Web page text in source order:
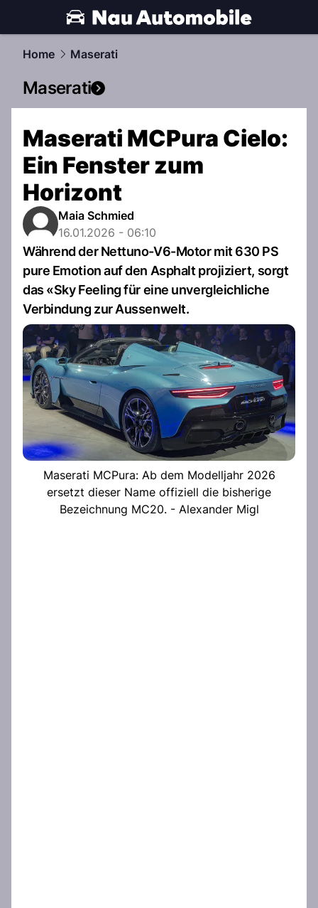
automobile.NAU.ch
Home Maserati
Maserati
Maserati MCPura Cielo:
Ein Fenster zum
Horizont
Maia Schmied
16.01.2026 - 06:10
Während der Nettuno-V6-Motor mit 630 PS
pure Emotion auf den Asphalt projiziert, sorgt
das «Sky Feeling für eine unvergleichliche
Verbindung zur Aussenwelt.
Maserati MCPura: Ab dem Modelljahr 2026
ersetzt dieser Name offiziell die bisherige
Bezeichnung MC20. - Alexander Migl